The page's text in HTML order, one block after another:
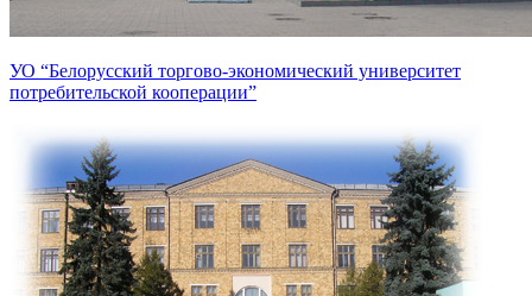
УО “Белорусский торгово-экономический университет
потребительской кооперации”